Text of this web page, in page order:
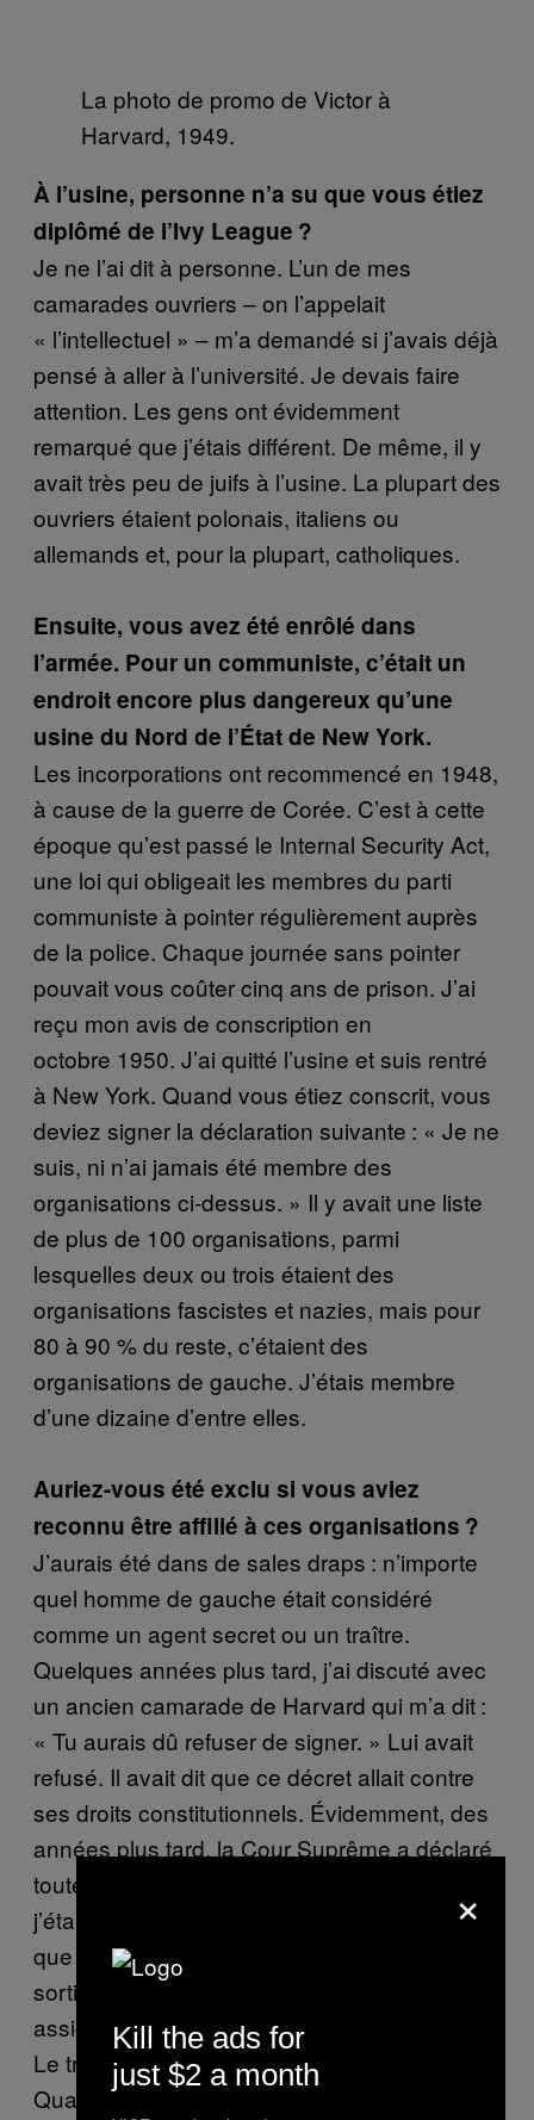
La photo de promo de Victor à
Harvard, 1949.
À l’usine, personne n’a su que vous étiez
diplômé de l’Ivy League ?
Je ne l’ai dit à personne. L’un de mes
camarades ouvriers – on l’appelait
« l’intellectuel » – m’a demandé si j’avais déjà
pensé à aller à l’université. Je devais faire
attention. Les gens ont évidemment
remarqué que j’étais différent. De même, il y
avait très peu de juifs à l’usine. La plupart des
ouvriers étaient polonais, italiens ou
allemands et, pour la plupart, catholiques.
Ensuite, vous avez été enrôlé dans
l’armée. Pour un communiste, c’était un
endroit encore plus dangereux qu’une
usine du Nord de l’État de New York.
Les incorporations ont recommencé en 1948,
à cause de la guerre de Corée. C’est à cette
époque qu’est passé le Internal Security Act,
une loi qui obligeait les membres du parti
communiste à pointer régulièrement auprès
de la police. Chaque journée sans pointer
pouvait vous coûter cinq ans de prison. J’ai
reçu mon avis de conscription en
octobre 1950. J’ai quitté l’usine et suis rentré
à New York. Quand vous étiez conscrit, vous
deviez signer la déclaration suivante : « Je ne
suis, ni n’ai jamais été membre des
organisations ci-dessus. » Il y avait une liste
de plus de 100 organisations, parmi
lesquelles deux ou trois étaient des
organisations fascistes et nazies, mais pour
80 à 90 % du reste, c’étaient des
organisations de gauche. J’étais membre
d’une dizaine d’entre elles.
Auriez-vous été exclu si vous aviez
reconnu être affilié à ces organisations ?
J’aurais été dans de sales draps : n’importe
quel homme de gauche était considéré
comme un agent secret ou un traître.
Quelques années plus tard, j’ai discuté avec
un ancien camarade de Harvard qui m’a dit :
« Tu aurais dû refuser de signer. » Lui avait
refusé. Il avait dit que ce décret allait contre
ses droits constitutionnels. Évidemment, des
années plus tard, la Cour Suprême a déclaré
toutes ces lois inconstitutionnelles. Mais
j’étais effrayé. Je pensais que ça ne durerait
que deux ans, et que si je la fermais, je m’en
sortirais. On m’a envoyé en Bavière et on m’a
assigné au poste de commis de compagnie.
Le travail était simple, mais j’ai fait une erreur.
Quand on entre dans l’armée, ils vous font
×
Kill the ads for
just $2 a month